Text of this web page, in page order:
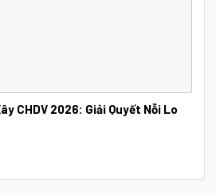
CHDV 2026: Giải Quyết Nỗi Lo